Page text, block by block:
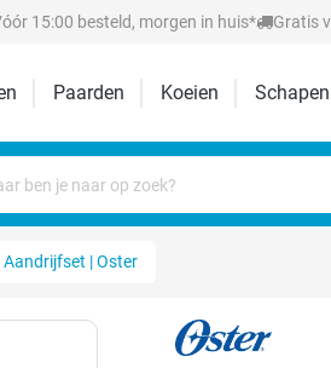
15:00 besteld, morgen in huis* Gratis
Paarden Koeien Schapen
| Oster